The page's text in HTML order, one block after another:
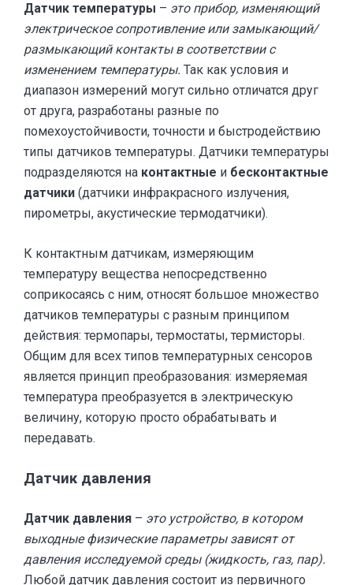
Датчик температуры – это прибор, изменяющий
электрическое сопротивление или замыкающий/
размыкающий контакты в соответствии с
изменением температуры. Так как условия и
диапазон измерений могут сильно отличатся друг
от друга, разработаны разные по
помехоустойчивости, точности и быстродействию
типы датчиков температуры. Датчики температуры
подразделяются на контактные и бесконтактные
датчики (датчики инфракрасного излучения,
пирометры, акустические термодатчики).
К контактным датчикам, измеряющим
температуру вещества непосредственно
соприкосаясь с ним, относят большое множество
датчиков температуры с разным принципом
действия: термопары, термостаты, термисторы.
Общим для всех типов температурных сенсоров
является принцип преобразования: измеряемая
температура преобразуется в электрическую
величину, которую просто обрабатывать и
передавать.
Датчик давления
Датчик давления – это устройство, в котором
выходные физические параметры зависят от
давления исследуемой среды (жидкость, газ, пар).
Любой датчик давления состоит из первичного